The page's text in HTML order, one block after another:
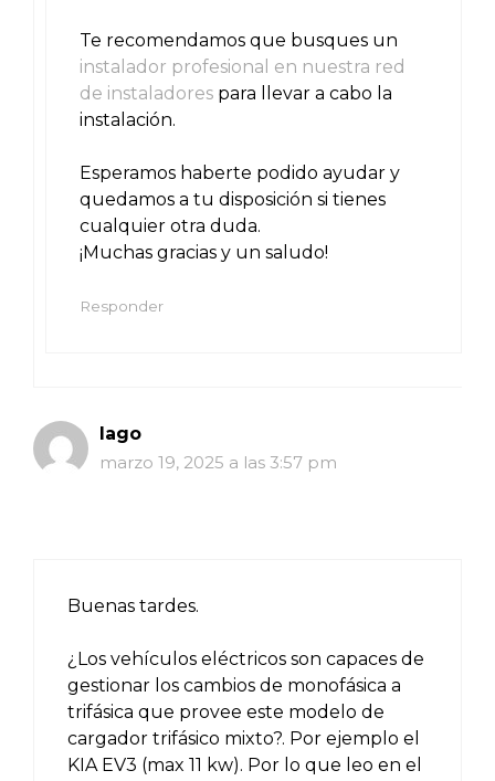
Te recomendamos que busques un
instalador profesional en nuestra red
de instaladores para llevar a cabo la
instalación.
Esperamos haberte podido ayudar y
quedamos a tu disposición si tienes
cualquier otra duda.
¡Muchas gracias y un saludo!
Responder
Iago
marzo 19, 2025 a las 3:57 pm
Buenas tardes.
¿Los vehículos eléctricos son capaces de
gestionar los cambios de monofásica a
trifásica que provee este modelo de
cargador trifásico mixto?. Por ejemplo el
KIA EV3 (max 11 kw). Por lo que leo en el